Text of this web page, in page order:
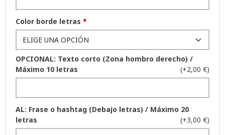
Color borde letras *
OPCIONAL: Texto corto (Zona hombro derecho) /
Máximo 10 letras
(+2,00 €)
AL: Frase o hashtag (Debajo letras) / Máximo 20
letras
(+3,00 €)